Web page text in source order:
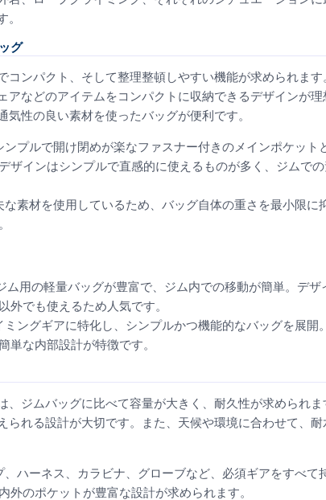
。
グ
コンパクト、そして整理整頓しやすい機能が求められま
アなどのアイテムをコンパクトに収納できるデザインが
気性の良い素材を使ったバッグが便利です。
ンプルで開け閉めが楽なファスナー付きのメインポケット
ザインはシンプルで直感的に使えるものが多く、ジムで
な素材を使用しているため、バッグ自体の重さを最小限に
ム用の軽量バッグが豊富で、ジム内での移動が簡単。デ
外でも使えるため人気です。
ミングギアに特化し、シンプルかつ機能的なバッグを展開
単な内部設計が特徴です。
、ジムバッグに比べて容量が大きく、耐久性が求められ
られる設計が大切です。また、天候や環境に合わせて、
、ハーネス、カラビナ、グローブなど、必須ギアをすべて
外のポケットが豊富な設計が求められます。